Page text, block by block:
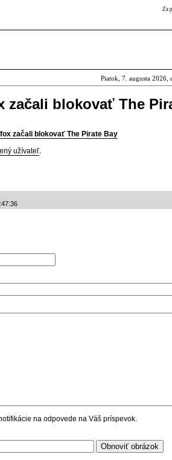
Za
Piatok, 7. augusta 2026,
začali blokovať The
začali blokovať The Pirate Bay
užívateľ.
na odpovede na Váš príspevok.